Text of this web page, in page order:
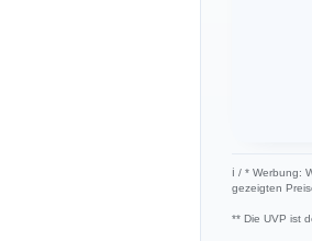
ℹ︎ / * Werbung:
gezeigten
** Die UVP ist